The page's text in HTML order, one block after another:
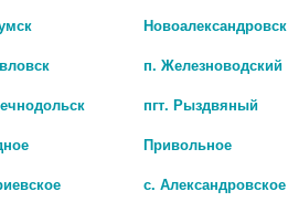
Новоалександровск
п. Железноводский
пгт. Рыздвяный
Привольное
с. Александровское